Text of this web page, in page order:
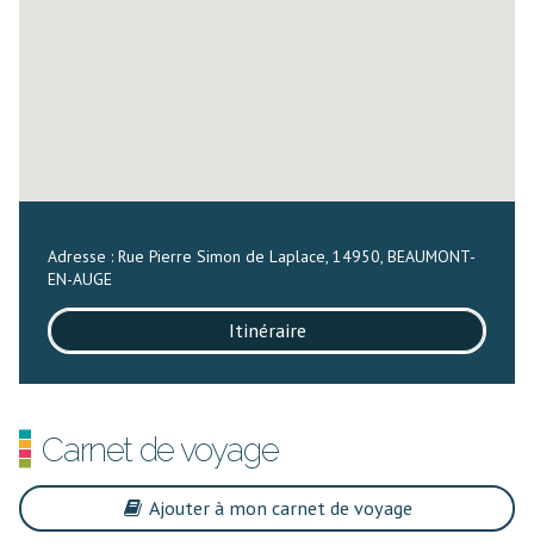
Adresse : Rue Pierre Simon de Laplace, 14950, BEAUMONT-
EN-AUGE
Itinéraire
Carnet de voyage
Ajouter à mon carnet de voyage